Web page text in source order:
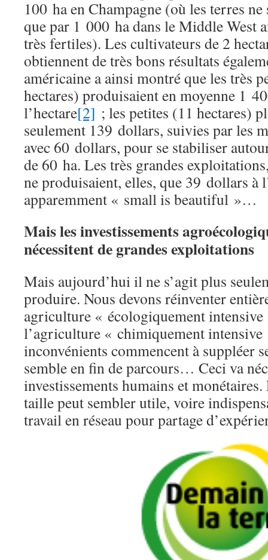
100 ha en Champagne (où les terres
que par 1 000 ha dans le Middle West
très fertiles). Les cultivateurs de 2
obtiennent de très bons résultats
américaine a ainsi montré que les très
hectares) produisaient en moyenne 1
l’hectare[2] ; les petites (11 hectares)
seulement 139 dollars, suivies par les
avec 60 dollars, pour se stabiliser
de 60 ha. Les très grandes
ne produisaient, elles, que 39 dollars à
apparemment « small is beautiful »…
Mais les investissements
nécessitent de grandes exploitations
Mais aujourd’hui il ne s’agit plus
produire. Nous devons réinventer
agriculture « écologiquement
l’agriculture « chimiquement intensive
inconvénients commencent à suppléer
semble en fin de parcours… Ceci va
investissements humains et
taille peut sembler utile, voire
travail en réseau pour partage